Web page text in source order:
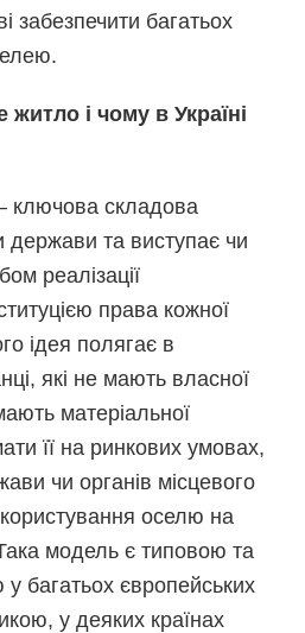
забезпечити багатьох
і чому в Україні
ключова складова
держави та виступає чи
реалізації
права кожної
ідея полягає в
які не мають власної
матеріальної
її на ринкових умовах,
чи органів місцевого
оселю на
модель є типовою та
багатьох європейських
у деяких країнах